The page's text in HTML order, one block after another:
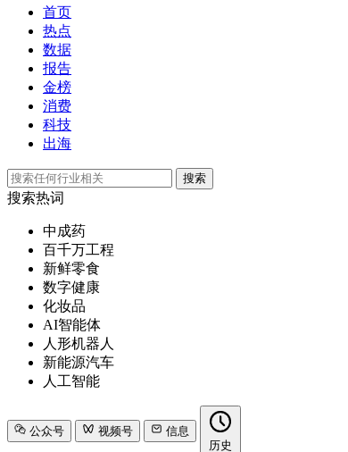
首页
热点
数据
报告
金榜
消费
科技
出海
搜索
搜索热词
中成药
百千万工程
新鲜零食
数字健康
化妆品
AI智能体
人形机器人
新能源汽车
人工智能
公众号 视频号
信息
历史